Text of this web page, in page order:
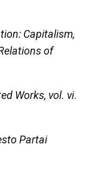
Capitalism,
of
Works, vol. vi.
Partai